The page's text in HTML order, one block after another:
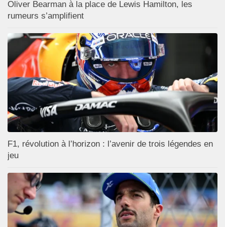
Oliver Bearman à la place de Lewis Hamilton, les
rumeurs s’amplifient
F1, révolution à l’horizon : l’avenir de trois légendes en
jeu